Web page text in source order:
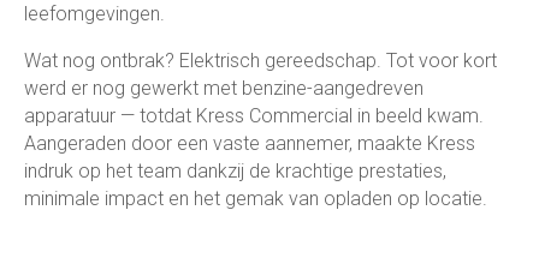
leefomgevingen.
Wat nog ontbrak? Elektrisch gereedschap. Tot voor kort
werd er nog gewerkt met benzine-aangedreven
apparatuur — totdat Kress Commercial in beeld kwam.
Aangeraden door een vaste aannemer, maakte Kress
indruk op het team dankzij de krachtige prestaties,
minimale impact en het gemak van opladen op locatie.